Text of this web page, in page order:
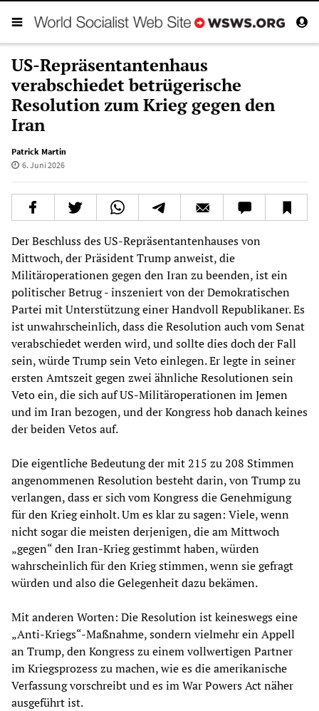
US-Repräsentantenhaus
verabschiedet betrügerische
Resolution zum Krieg gegen den
Iran
Patrick Martin
6. Juni 2026
Der Beschluss des US-Repräsentantenhauses von
Mittwoch, der Präsident Trump anweist, die
Militäroperationen gegen den Iran zu beenden, ist ein
politischer Betrug - inszeniert von der Demokratischen
Partei mit Unterstützung einer Handvoll Republikaner. Es
ist unwahrscheinlich, dass die Resolution auch vom Senat
verabschiedet werden wird, und sollte dies doch der Fall
sein, würde Trump sein Veto einlegen. Er legte in seiner
ersten Amtszeit gegen zwei ähnliche Resolutionen sein
Veto ein, die sich auf US-Militäroperationen im Jemen
und im Iran bezogen, und der Kongress hob danach keines
der beiden Vetos auf.
Die eigentliche Bedeutung der mit 215 zu 208 Stimmen
angenommenen Resolution besteht darin, von Trump zu
verlangen, dass er sich vom Kongress die Genehmigung
für den Krieg einholt. Um es klar zu sagen: Viele, wenn
nicht sogar die meisten derjenigen, die am Mittwoch
„gegen“ den Iran-Krieg gestimmt haben, würden
wahrscheinlich für den Krieg stimmen, wenn sie gefragt
würden und also die Gelegenheit dazu bekämen.
Mit anderen Worten: Die Resolution ist keineswegs eine
„Anti-Kriegs“-Maßnahme, sondern vielmehr ein Appell
an Trump, den Kongress zu einem vollwertigen Partner
im Kriegsprozess zu machen, wie es die amerikanische
Verfassung vorschreibt und es im War Powers Act näher
ausgeführt ist.